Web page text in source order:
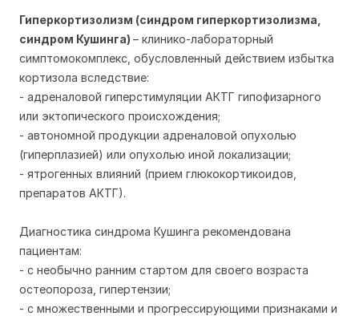
Гиперкортизолизм (синдром гиперкортизолизма,
синдром Кушинга) – клинико-лабораторный
симптомокомплекс, обусловленный действием избытка
кортизола вследствие:
- адреналовой гиперстимуляции АКТГ гипофизарного
или эктопического происхождения;
- автономной продукции адреналовой опухолью
(гиперплазией) или опухолью иной локализации;
- ятрогенных влияний (прием глюкокортикоидов,
препаратов АКТГ).
Диагностика синдрома Кушинга рекомендована
пациентам:
- с необычно ранним стартом для своего возраста
остеопороза, гипертензии;
- с множественными и прогрессирующими признаками и